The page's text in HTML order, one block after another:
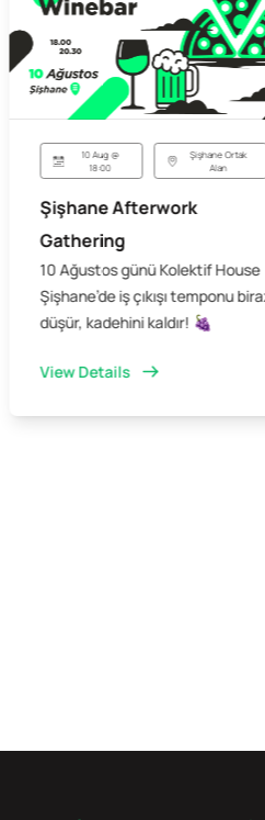
10 Aug @
18:00
Şişhane Ortak
Alan
Şişhane Afterwork
Gathering
10 Ağustos günü Kolektif House
Şişhane’de iş çıkışı temponu
düşür, kadehini kaldır! 🍇
View Details